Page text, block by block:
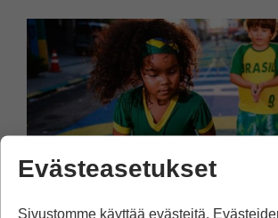
Evästeasetukset
Sivustomme käyttää evästeitä.